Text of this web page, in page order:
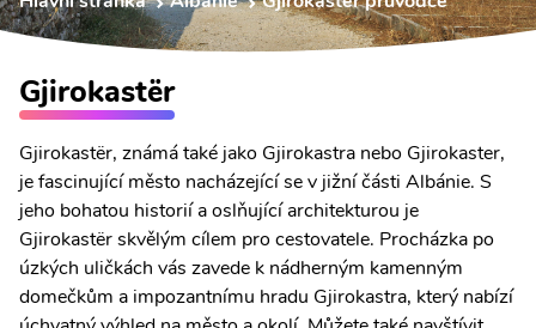
Gjirokastër
Gjirokastër, známá také jako Gjirokastra nebo Gjirokaster,
je fascinující město nacházející se v jižní části Albánie. S
jeho bohatou historií a oslňující architekturou je
Gjirokastër skvělým cílem pro cestovatele. Procházka po
úzkých uličkách vás zavede k nádherným kamenným
domečkům a impozantnímu hradu Gjirokastra, který nabízí